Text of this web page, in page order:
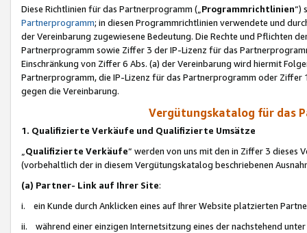
Diese Richtlinien für das Partnerprogramm („Programmrichtlinien“)
Partnerprogramm; in diesen Programmrichtlinien verwendete und
der Vereinbarung zugewiesene Bedeutung. Die Rechte und Pflichten
Partnerprogramm sowie Ziffer 3 der IP-Lizenz für das
Einschränkung von Ziffer 6 Abs. (a) der Vereinbarung wird hiermit
Partnerprogramm, die IP-Lizenz für das Partnerprogramm oder
gegen die Vereinbarung.
Vergütungskatalog für das
1. Qualifizierte Verkäufe und Qualifizierte Umsätze
Qualifizierte Verkäufe“ werden von uns mit den in Ziffer 3
(vorbehaltlich der in diesem Vergütungskatalog beschriebenen
(a) Partner- Link auf Ihrer Site:
i. ein Kunde durch Anklicken eines auf Ihrer Website platzierten
ii. während einer einzigen Internetsitzung eines der nachstehend